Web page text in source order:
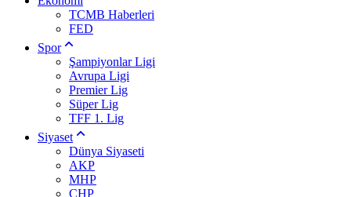
TCMB Haberleri
FED
Spor
Şampiyonlar Ligi
Avrupa Ligi
Premier Lig
Süper Lig
TFF 1. Lig
Siyaset
Dünya Siyaseti
AKP
MHP
CHP